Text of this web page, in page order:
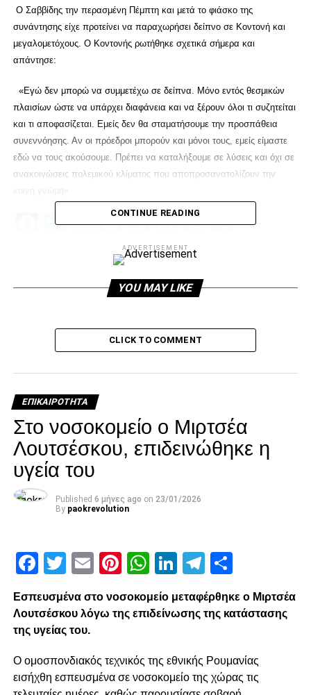
Ο Σαββίδης την περασμένη Πέμπτη και μετά το φιάσκο της
συνάντησης είχε προτείνει να παραχωρήσει δείπνο σε Κοντονή και
μεγαλομετόχους. Ο Κοντονής ρωτήθηκε σχετικά σήμερα και
απάντησε:
«Εγώ δεν μπορώ να συμμετέχω σε δείπνα. Μόνο εντός θεσμικών
πλαισίων ώστε να υπάρχει διαφάνεια και να ξέρουν όλοι τι συζητείται
και τι αποφασίζεται. Εμείς δεν θα σταματήσουμε την προσπάθεια
συνεννόησης. Αν οι πρόεδροι μπορούν και μόνοι τους, εμείς είμαστε
εδώ να τους ακούσουμε. Πρέπει να καταλήξουμε σε λύσεις και όχι σε
ανακοινώσεις πολεμικού κλίματος που αποπροσανατολίζουν την
Facebook
Twitter
EmailPinterest
WhatsApp
LinkedIn
Telegram
UP NEXT
Προπόνηση χωρίς τους διεθνείς
Έφεση και κρούση του ΠΑΟΚ στον
Ποδοσφαιρικό Εισαγγελέα
paokrevolution
CONTINUE READING
ADVERTISEMENT
YOU MAY LIKE
CLICK TO COMMENT
ΕΠΙΚΑΙΡΌΤΗΤΑ
Στο νοσοκομείο ο Μιρτσέα
Λουτσέσκου, επιδεινώθηκε η
υγεία του
Published 6 μήνες ago on 23/01/2026
By paokrevolution
Facebook
Twitter
EmailPinterest
WhatsApp
LinkedIn
Telegram
Εσπευσμένα στο νοσοκομείο μεταφέρθηκε ο Μιρτσέα
Λουτσέσκου λόγω της επιδείνωσης της κατάστασης
της υγείας του.
Ο ομοσπονδιακός τεχνικός της εθνικής Ρουμανίας
εισήχθη εσπευσμένα σε νοσοκομείο της χώρας τις